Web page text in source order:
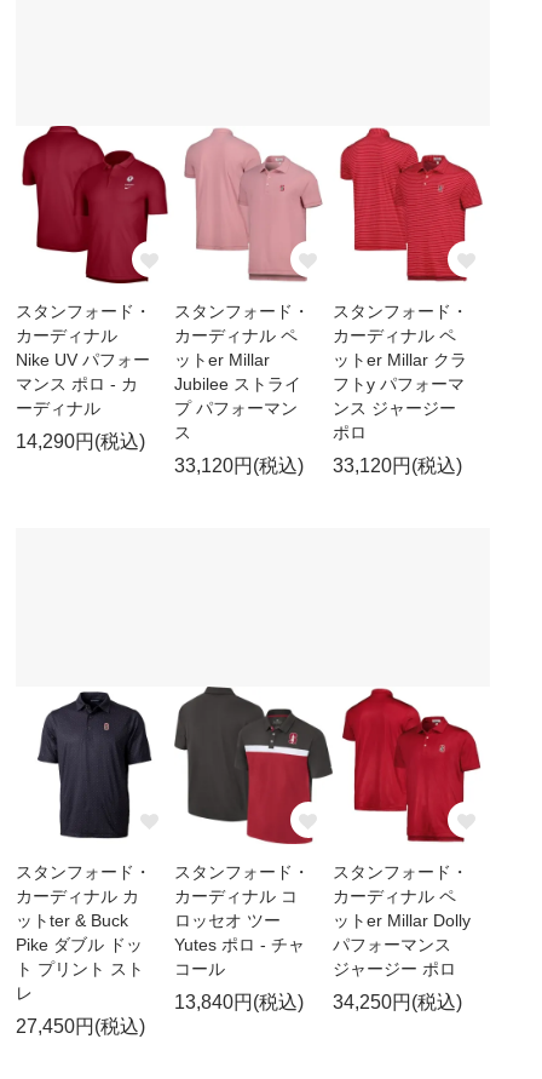
スタンフォード・
カーディナル
Nike UV パフォー
マンス ポロ - カ
ーディナル
14,290円(税込)
スタンフォード・
カーディナル ペ
ットer Millar
Jubilee ストライ
プ パフォーマン
ス
33,120円(税込)
スタンフォード・
カーディナル ペ
ットer Millar クラ
フトy パフォーマ
ンス ジャージー
ポロ
33,120円(税込)
スタンフォード・
カーディナル カ
ットter & Buck
Pike ダブル ドッ
ト プリント スト
レ
27,450円(税込)
スタンフォード・
カーディナル コ
ロッセオ ツー
Yutes ポロ - チャ
コール
13,840円(税込)
スタンフォード・
カーディナル ペ
ットer Millar Dolly
パフォーマンス
ジャージー ポロ
34,250円(税込)